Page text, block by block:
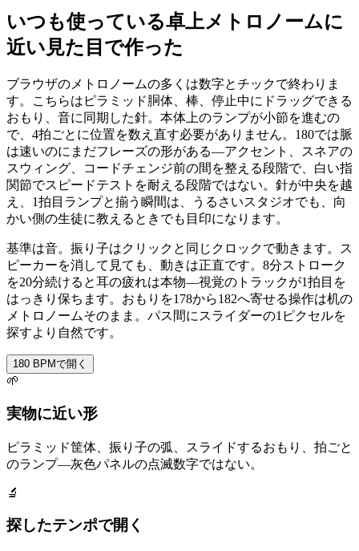
いつも使っている卓上メトロノームに
近い見た目で作った
ブラウザのメトロノームの多くは数字とチックで終わりま
す。こちらはピラミッド胴体、棒、停止中にドラッグできる
おもり、音に同期した針。本体上のランプが小節を進むの
で、4拍ごとに位置を数え直す必要がありません。180では脈
は速いのにまだフレーズの形がある—アクセント、スネアの
スウィング、コードチェンジ前の間を整える段階で、白い指
関節でスピードテストを耐える段階ではない。針が中央を越
え、1拍目ランプと揃う瞬間は、うるさいスタジオでも、向
かい側の生徒に教えるときでも目印になります。
基準は音。振り子はクリックと同じクロックで動きます。ス
ピーカーを消して見ても、動きは正直です。8分ストローク
を20分続けると耳の疲れは本物—視覚のトラックが1拍目を
はっきり保ちます。おもりを178から182へ寄せる操作は机の
メトロノームそのまま。パス間にスライダーの1ピクセルを
探すより自然です。
180 BPMで開く
🌱
実物に近い形
ピラミッド筐体、振り子の弧、スライドするおもり、拍ごと
のランプ—灰色パネルの点滅数字ではない。
🔬
探したテンポで開く